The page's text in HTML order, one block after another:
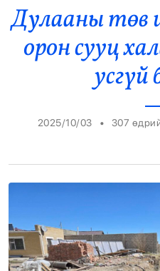
Эрүүл Мэнд
Орон Нутаг
Спорт
Эрэн
Дулааны төв
орон сууц
усгүй
2025/10/03 • 307